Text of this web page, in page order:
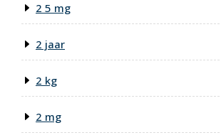
2 5 mg
2 jaar
2 kg
2 mg